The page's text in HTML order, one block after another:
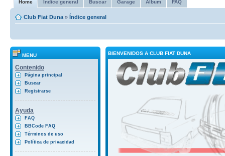
Home Índice general Buscar Garage Album FAQ
Club Fiat Duna » Índice general
MENU
Contenido
Página principal
Buscar
Registrarse
Ayuda
FAQ
BBCode FAQ
Términos de uso
Política de privacidad
BIENVENIDOS A CLUB FIAT DUNA